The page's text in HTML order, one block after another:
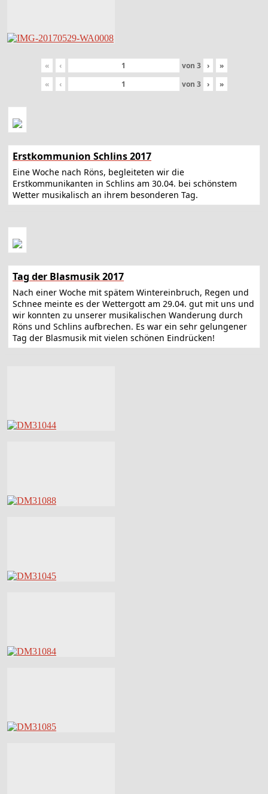
« ‹ von 3 ›
»
«
‹ von 3 › »
Erstkommunion Schlins 2017
Eine Woche nach Röns, begleiteten wir die
Erstkommunikanten in Schlins am 30.04. bei schönstem
Wetter musikalisch an ihrem besonderen Tag.
Tag der Blasmusik 2017
Nach einer Woche mit spätem Wintereinbruch, Regen und
Schnee meinte es der Wettergott am 29.04. gut mit uns und
wir konnten zu unserer musikalischen Wanderung durch
Röns und Schlins aufbrechen. Es war ein sehr gelungener
Tag der Blasmusik mit vielen schönen Eindrücken!